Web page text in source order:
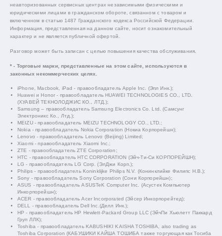
неавторизованных сервисных центрах независимыми физическими и
юридическими лицами в гражданском обороте, связанном с товаром и
включенном в статью 1487 Гражданского кодекса Российской Федерации.
Информация, представленная на данном сайте, носит ознакомительный
характер и не является публичной офертой.
Разговор может быть записан с целью повышения качества обслуживания.
* - Торговые марки, представленные на этом сайте, используются в
законных некоммерческих целях.
iPhone, Macbook, iPad - правообладатель Apple Inc. (Эпл Инк.);
Huawei и Honor - правообладатель HUAWEI TECHNOLOGIES CO., LTD.
(ХУАВЕЙ ТЕКНОЛОДЖИС КО., ЛТД.);
Samsung – правообладатель Samsung Electronics Co. Ltd. (Самсунг
Электроникс Ко., Лтд.);
MEIZU - правообладатель MEIZU TECHNOLOGY CO., LTD.;
Nokia - правообладатель Nokia Corporation (Нокиа Корпорейшн);
Lenovo - правообладатель Lenovo (Beijing) Limited;
Xiaomi - правообладатель Xiaomi Inc.;
ZTE - правообладатель ZTE Corporation;
HTC - правообладатель HTC CORPORATION (Эйч-Ти-Си КОРПОРЕЙШН);
LG - правообладатель LG Corp. (ЭлДжи Корп.);
Philips - правообладатель Koninklijke Philips N.V. (Конинклийке Филипс Н.В.);
Sony - правообладатель Sony Corporation (Сони Корпорейшн);
ASUS - правообладатель ASUSTeK Computer Inc. (Асустек Компьютер
Инкорпорейшн);
ACER - правообладатель Acer Incorporated (Эйсер Инкорпорейтед);
DELL - правообладатель Dell Inc.(Делл Инк.);
HP - правообладатель HP Hewlett-Packard Group LLC (ЭйчПи Хьюлетт Паккард
Груп ЛЛК);
Toshiba - правообладатель KABUSHIKI KAISHA TOSHIBA, also trading as
Toshiba Corporation (КАБУШИКИ КАЙША ТОШИБА также торгующая как Тосиба